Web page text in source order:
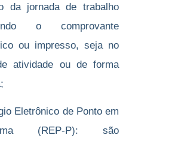
da jornada de trabalho
o comprovante
ou impresso, seja no
atividade ou de forma
Eletrônico de Ponto em
(REP-P): são